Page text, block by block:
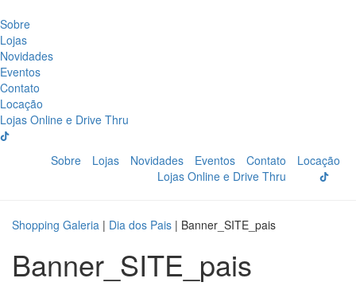
Sobre
Lojas
Novidades
Eventos
Contato
Locação
Lojas Online e Drive Thru
Sobre Lojas Novidades Eventos Contato
Locação
Lojas Online e Drive Thru
Shopping Galeria | Dia dos Pais | Banner_SITE_pais
Banner_SITE_pais